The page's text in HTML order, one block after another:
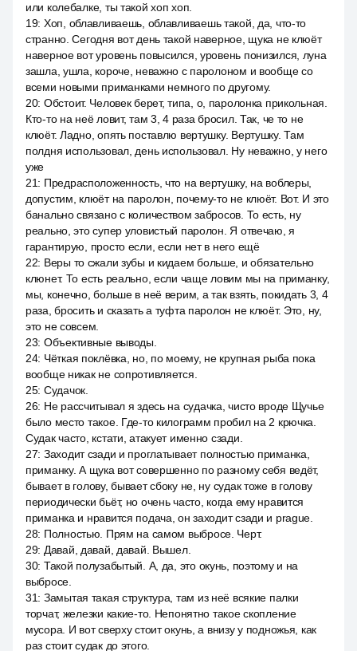
или колебалке, ты такой хоп хоп.
19: Хоп, облавливаешь, облавливаешь такой, да, что-то
странно. Сегодня вот день такой наверное, щука не клюёт
наверное вот уровень повысился, уровень понизился, луна
зашла, ушла, короче, неважно с паролоном и вообще со
всеми новыми приманками немного по другому.
20: Обстоит. Человек берет, типа, о, паролонка прикольная.
Кто-то на неё ловит, там 3, 4 раза бросил. Так, че то не
клюёт. Ладно, опять поставлю вертушку. Вертушку. Там
полдня использовал, день использовал. Ну неважно, у него
уже
21: Предрасположенность, что на вертушку, на воблеры,
допустим, клюёт на паролон, почему-то не клюёт. Вот. И это
банально связано с количеством забросов. То есть, ну
реально, это супер уловистый паролон. Я отвечаю, я
гарантирую, просто если, если нет в него ещё
22: Веры то сжали зубы и кидаем больше, и обязательно
клюнет. То есть реально, если чаще ловим мы на приманку,
мы, конечно, больше в неё верим, а так взять, покидать 3, 4
раза, бросить и сказать а туфта паролон не клюёт. Это, ну,
это не совсем.
23: Объективные выводы.
24: Чёткая поклёвка, но, по моему, не крупная рыба пока
вообще никак не сопротивляется.
25: Судачок.
26: Не рассчитывал я здесь на судачка, чисто вроде Щучье
было место такое. Где-то килограмм пробил на 2 крючка.
Судак часто, кстати, атакует именно сзади.
27: Заходит сзади и проглатывает полностью приманка,
приманку. А щука вот совершенно по разному себя ведёт,
бывает в голову, бывает сбоку не, ну судак тоже в голову
периодически бьёт, но очень часто, когда ему нравится
приманка и нравится подача, он заходит сзади и prague.
28: Полностью. Прям на самом выбросе. Черт.
29: Давай, давай, давай. Вышел.
30: Такой полузабытый. А, да, это окунь, поэтому и на
выбросе.
31: Замытая такая структура, там из неё всякие палки
торчат, железки какие-то. Непонятно такое скопление
мусора. И вот сверху стоит окунь, а внизу у подножья, как
раз стоит судак до этого.